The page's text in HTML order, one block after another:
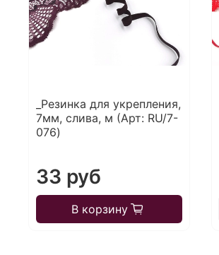
_Резинка для укрепления,
7мм, слива, м (Арт: RU/7-
076)
33 руб
В корзину